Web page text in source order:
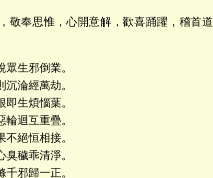
敬奉思惟，心開意解，歡喜踊躍，稽首道
生邪倒業。
淪經萬劫。
生煩惱葉。
迴互重疊。
絕恒相接。
穢乖清淨。
邪歸一正。